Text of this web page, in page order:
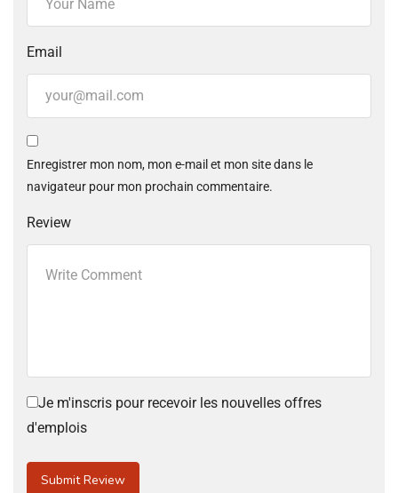
Email
Enregistrer mon nom, mon e-mail et mon site dans le
navigateur pour mon prochain commentaire.
Review
Je m'inscris pour recevoir les nouvelles offres
d'emplois